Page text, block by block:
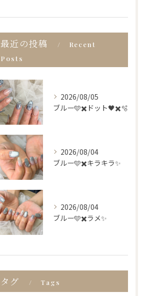
最近の投稿
Recent
Posts
2026/08/05
ブルー🩵✖️ドット🖤✖️🫧
2026/08/04
ブルー🩵✖️キラキラ✨
2026/08/04
ブルー🩵✖️ラメ✨
タグ Tags